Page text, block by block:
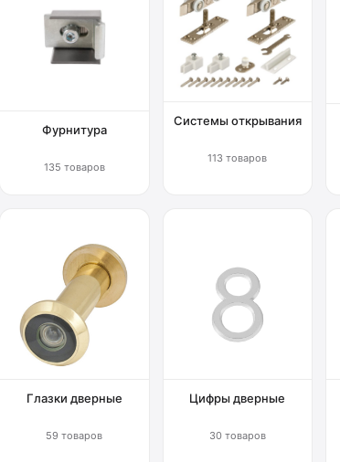
Фурнитура
135 товаров
Системы открывания
113 товаров
Глазки дверные
59 товаров
Цифры дверные
30 товаров